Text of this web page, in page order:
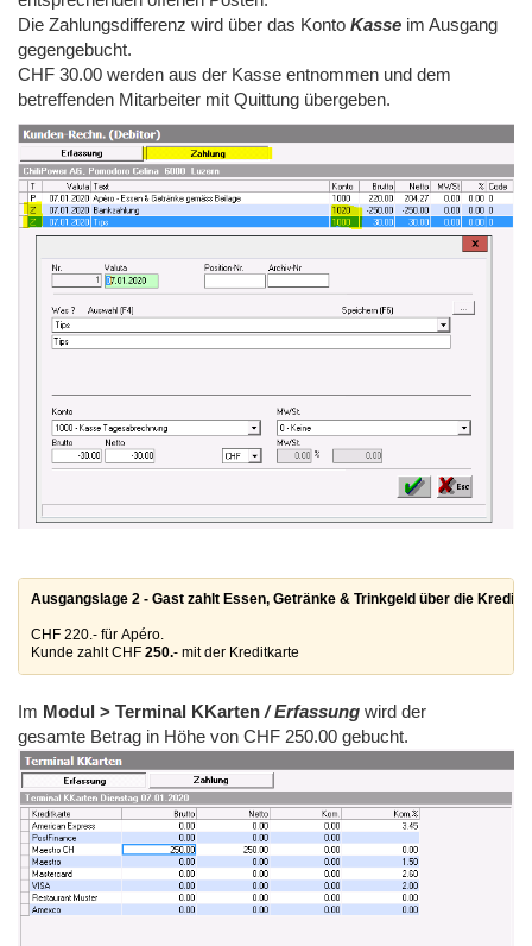
Die Zahlungsdifferenz wird über das Konto Kasse im Ausgang
gegengebucht.
CHF 30.00 werden aus der Kasse entnommen und dem
betreffenden Mitarbeiter mit Quittung übergeben.
Ausgangslage 2 - Gast zahlt Essen, Getränke & Trinkgeld über die
CHF 220.- für Apéro.
Kunde zahlt CHF 250.- mit der Kreditkarte
Im Modul > Terminal KKarten / Erfassung wird der
gesamte Betrag in Höhe von CHF 250.00 gebucht.